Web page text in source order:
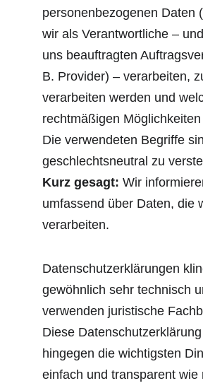
personenbezogenen Daten
wir als Verantwortliche –
uns beauftragten
B. Provider) – verarbeiten,
verarbeiten werden und
rechtmäßigen
Die verwendeten Begriffe
geschlechtsneutral zu
Kurz gesagt: Wir
umfassend über Daten, die
verarbeiten.
Datenschutzerklärungen
gewöhnlich sehr technisch
verwenden juristische
Diese
hingegen die wichtigsten
einfach und transparent wie